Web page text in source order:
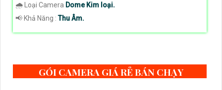
🌧️ Loại Camera Dome Kim loại.
️📢 Khả Năng :Thu Âm.
GÓI CAMERA GIÁ RẺ BÁN CHẠY